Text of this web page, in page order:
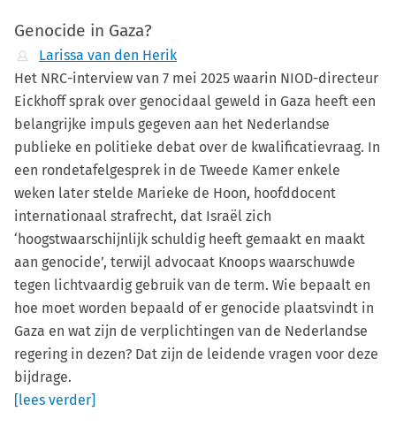
Genocide in Gaza?
Larissa van den Herik
Het NRC-interview van 7 mei 2025 waarin NIOD-directeur
Eickhoff sprak over genocidaal geweld in Gaza heeft een
belangrijke impuls gegeven aan het Nederlandse
publieke en politieke debat over de kwalificatievraag. In
een rondetafelgesprek in de Tweede Kamer enkele
weken later stelde Marieke de Hoon, hoofddocent
internationaal strafrecht, dat Israël zich
‘hoogstwaarschijnlijk schuldig heeft gemaakt en maakt
aan genocide’, terwijl advocaat Knoops waarschuwde
tegen lichtvaardig gebruik van de term. Wie bepaalt en
hoe moet worden bepaald of er genocide plaatsvindt in
Gaza en wat zijn de verplichtingen van de Nederlandse
regering in dezen? Dat zijn de leidende vragen voor deze
bijdrage.
[lees verder]